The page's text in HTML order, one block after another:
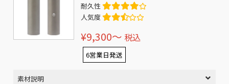
耐久性
人気度
¥9,300〜 税込
6営業日発送
素材説明